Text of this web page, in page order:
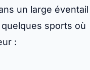
un large éventail
sports où
: